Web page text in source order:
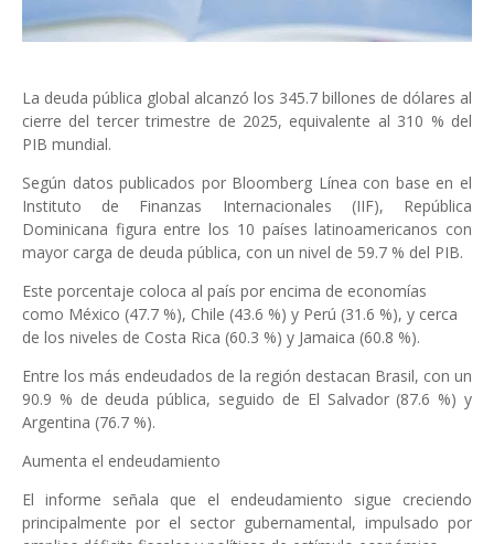
La deuda pública global alcanzó los 345.7 billones de dólares al
cierre del tercer trimestre de 2025, equivalente al 310 % del
PIB mundial.
Según datos publicados por Bloomberg Línea con base en el
Instituto de Finanzas Internacionales (IIF), República
Dominicana figura entre los 10 países latinoamericanos con
mayor carga de deuda pública, con un nivel de 59.7 % del PIB.
Este porcentaje coloca al país por encima de economías
como México (47.7 %), Chile (43.6 %) y Perú (31.6 %), y cerca
de los niveles de Costa Rica (60.3 %) y Jamaica (60.8 %).
Entre los más endeudados de la región destacan Brasil, con un
90.9 % de deuda pública, seguido de El Salvador (87.6 %) y
Argentina (76.7 %).
Aumenta el endeudamiento
El informe señala que el endeudamiento sigue creciendo
principalmente por el sector gubernamental, impulsado por